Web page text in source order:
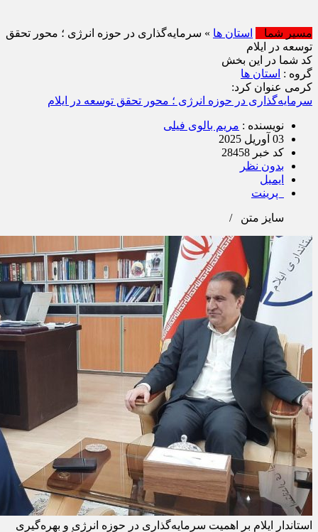
مسیر شما استان ها » سرمایه‌گذاری در حوزه انرژی ؛ محور تحقق
توسعه در ایلام
کد شما در این بخش
گروه : استان ها
کرمی عنوان کرد:
سرمایه‌گذاری در حوزه انرژی ؛ محور تحقق توسعه در ایلام
نویسنده : مریم بالوی فیلی
03 آوریل 2025
کد خبر 28458
بدون نظر
ایمیل
پرینت
سایز متن /
استاندار ایلام بر اهمیت سرمایه‌گذاری در حوزه انرژی و بهره‌گیری